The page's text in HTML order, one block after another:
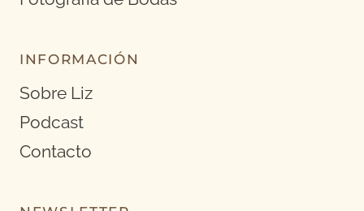
INFORMACIÓN
Sobre Liz
Podcast
Contacto